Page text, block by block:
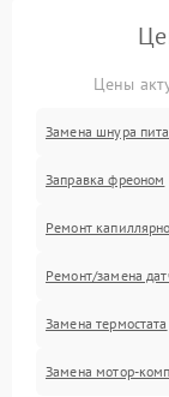
Цены
Замена шнура
Заправка фреоном
Ремонт
Ремонт/замена
Замена термостата
Замена мотор-